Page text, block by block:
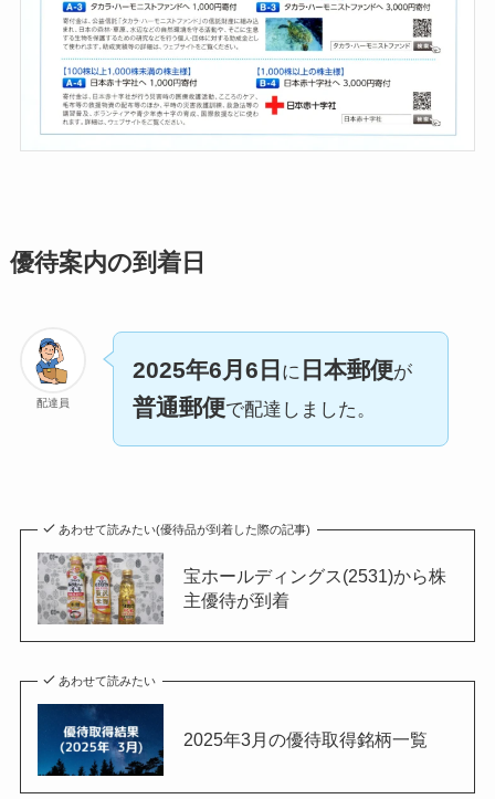
優待案内の到着日
配達員
2025年6月6日 に 日本郵便が
普通郵便で配達しました。
あわせて読みたい(優待品が到着した際の記事)
宝ホールディングス(2531)から株
主優待が到着
あわせて読みたい
2025年3月の優待取得銘柄一覧